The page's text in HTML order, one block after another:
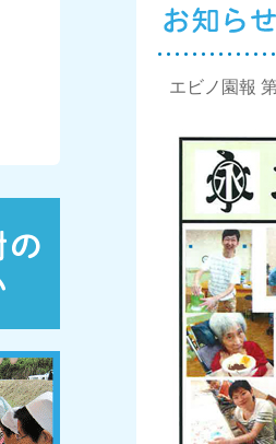
エビノ園報